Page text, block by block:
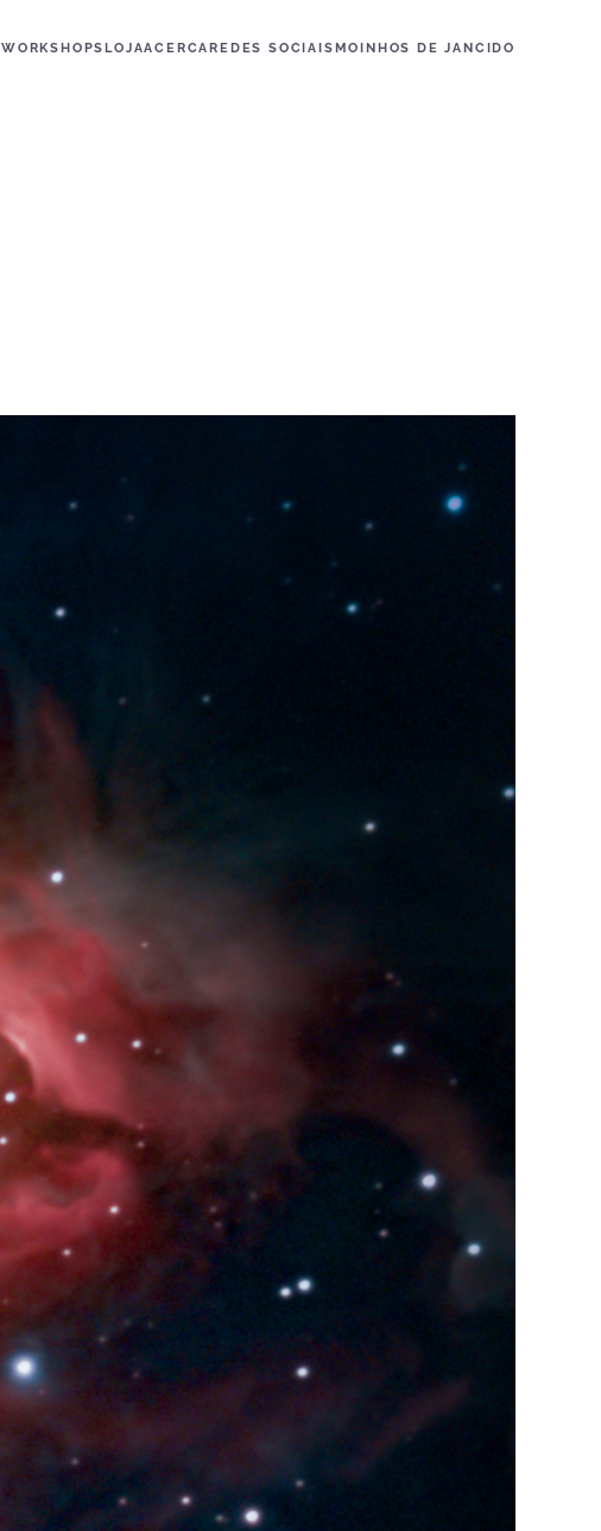
WORKSHOPSLOJAACERCAREDES SOCIAISMOINHOS DE JANCIDO